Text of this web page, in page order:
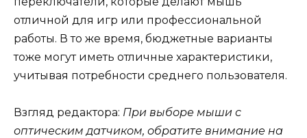
отличной для игр или профессиональной
работы. В то же время, бюджетные варианты
тоже могут иметь отличные характеристики,
учитывая потребности среднего пользователя.
Взгляд редактора: При выборе мыши с
оптическим датчиком, обратите внимание на